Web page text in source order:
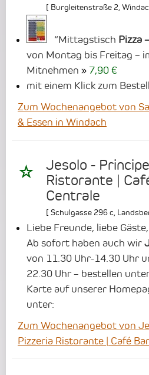
[ Burgleitenstraße 2,
“Mittagstisch Pizza
von Montag bis Freitag –
Mitnehmen
7,90 €
mit einem Klick zum
Zum Wochenangebot von
& Essen in Windach
Jesolo -
Ristorante |
Centrale
[ Schulgasse 296 c
Liebe Freunde, liebe Gäste,
Ab sofort haben auch wir
von 11.30 Uhr-14.30 Uhr
22.30 Uhr – bestellen
Karte auf unserer
unter:
Zum Wochenangebot von
Pizzeria Ristorante | Café